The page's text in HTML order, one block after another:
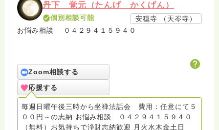
丹下 覚元（たんげ かくげん）
個別相談可能
安穏寺 （天岑寺）
お悩み相談 ０４２９４１５９４０
Zoom相談する
応援する
毎週日曜午後三時から坐禅法話会 費用：任意にて５
００円～の志納 お悩み相談 ０４２９４１５９４０
（無料）お気持ちで浄財志納歓迎 月火水木金土日